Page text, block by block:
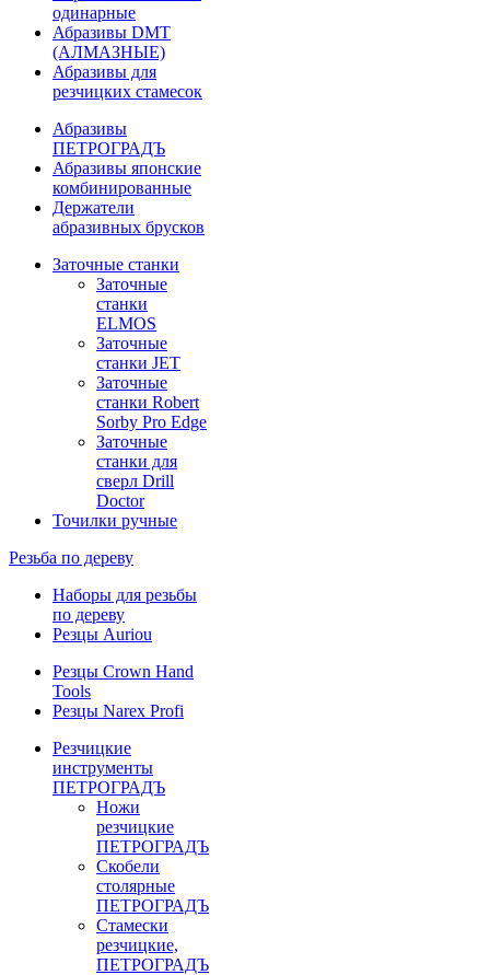
одинарные
Абразивы DMT
(АЛМАЗНЫЕ)
Абразивы для
резчицких стамесок
Абразивы
ПЕТРОГРАДЪ
Абразивы японские
комбинированные
Держатели
абразивных брусков
Заточные станки
Заточные
станки
ELMOS
Заточные
станки JET
Заточные
станки Robert
Sorby Pro Edge
Заточные
станки для
сверл Drill
Doctor
Точилки ручные
Резьба по дереву
Наборы для резьбы
по дереву
Резцы Auriou
Резцы Crown Hand
Tools
Резцы Narex Profi
Резчицкие
инструменты
ПЕТРОГРАДЪ
Ножи
резчицкие
ПЕТРОГРАДЪ
Скобели
столярные
ПЕТРОГРАДЪ
Стамески
резчицкие,
ПЕТРОГРАДЪ